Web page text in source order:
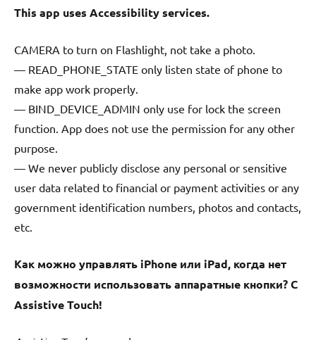
This app uses Accessibility services.
CAMERA to turn on Flashlight, not take a photo.
— READ_PHONE_STATE only listen state of phone to
make app work properly.
— BIND_DEVICE_ADMIN only use for lock the screen
function. App does not use the permission for any other
purpose.
— We never publicly disclose any personal or sensitive
user data related to financial or payment activities or any
government identification numbers, photos and contacts,
etc.
Как можно управлять iPhone или iPad, когда нет
возможности использовать аппаратные кнопки? С
Assistive Touch!